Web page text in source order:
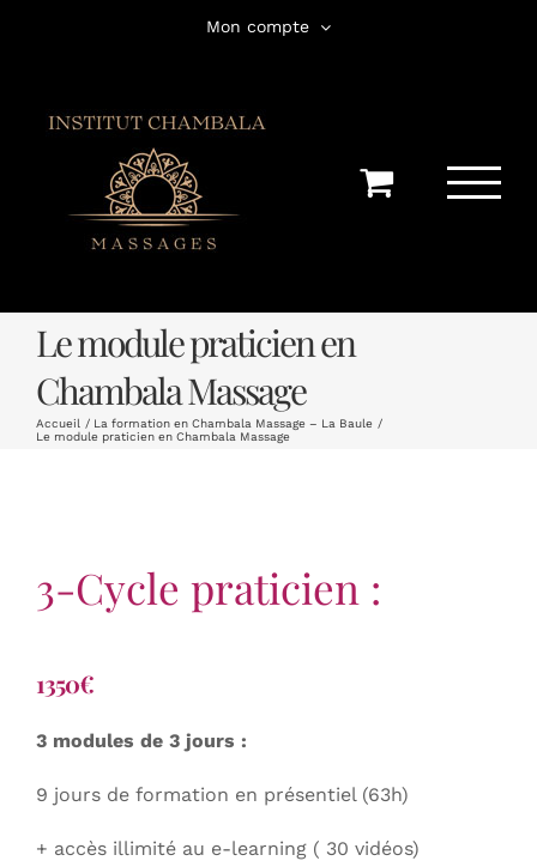
Mon compte
Le module praticien en
Chambala Massage
Accueil
La formation en Chambala Massage – La Baule
Le module praticien en Chambala Massage
3-Cycle praticien :
1350€
3 modules de 3 jours :
9 jours de formation en présentiel (63h)
+ accès illimité au e-learning ( 30 vidéos)